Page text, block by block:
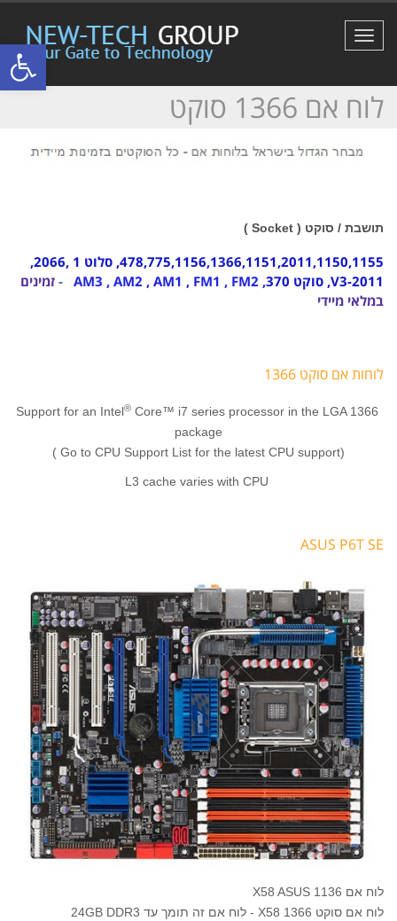
פתח
תפריט
לוח אם 1366 סוקט
תושבת / סוקט ( Socket )
478,775,1156,1366,1151,2011,1150,1155 , סלוט 1 , 2066
,
2011-V3, סוקט 370
, AM3 , AM2 , AM1 , FM1 , FM2
- זמינים
במלאי מיידי
לוחות אם סוקט 1366
®Core™ i7 series processor in the LGA 1366
package
(Go to CPU Support List for the latest CPU support )
ASUS P6T SE
לוח אם 1136 X58 ASUS
לוח אם סוקט 1366 X58 - לוח אם זה תומך עד 24GB DDR3